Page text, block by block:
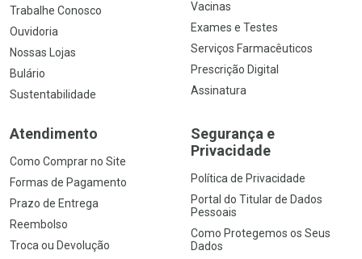
Trabalhe Conosco
Ouvidoria
Nossas Lojas
Bulário
Sustentabilidade
Vacinas
Exames e Testes
Serviços Farmacêuticos
Prescrição Digital
Assinatura
Atendimento
Como Comprar no Site
Formas de Pagamento
Prazo de Entrega
Reembolso
Troca ou Devolução
Segurança e
Privacidade
Política de Privacidade
Portal do Titular de Dados
Pessoais
Como Protegemos os Seus
Dados